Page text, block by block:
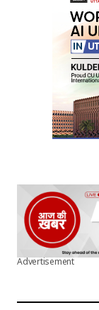
Advertisement